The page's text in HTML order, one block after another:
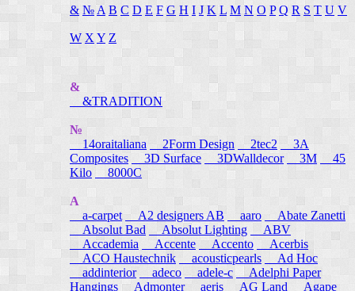
& № A B C D E F G H I J K L M N O P Q R S T U V
W X Y Z
&
&TRADITION
№
14oraitaliana
2Form Design 2tec2
3A
Composites
3D Surface 3DWalldecor 3M
45
Kilo
8000C
A
a-carpet
A2 designers AB aaro
Abate Zanetti
Absolut Bad
Absolut Lighting
ABV
Accademia
Accente Accento
Acerbis
ACO Haustechnik
acousticpearls
Ad Hoc
addinterior
adeco adele-c
Adelphi Paper
Hangings Admonter aeris AG Land Agape